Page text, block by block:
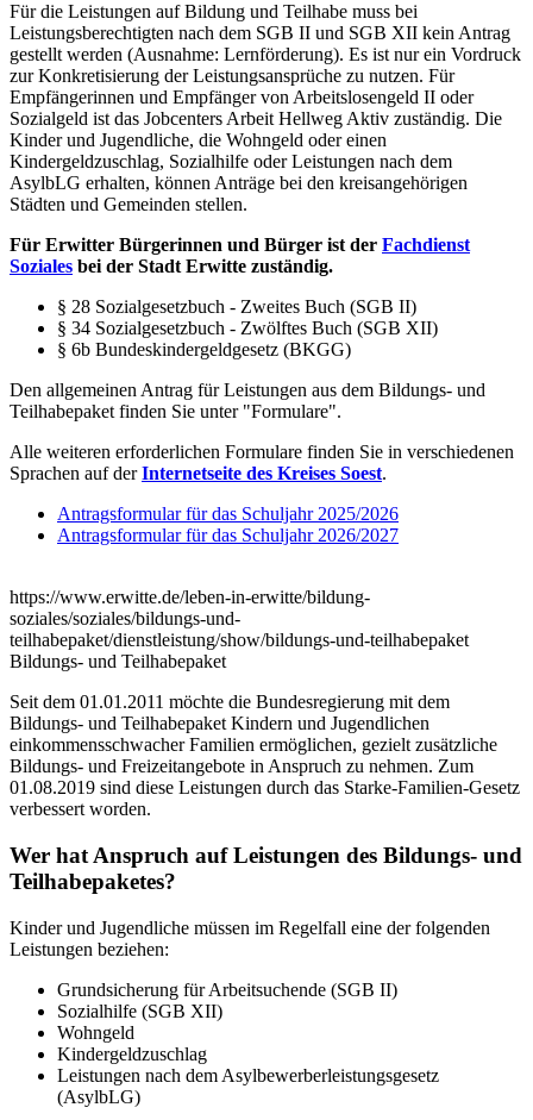
Für die Leistungen auf Bildung und Teilhabe muss bei
Leistungsberechtigten nach dem SGB II und SGB XII kein Antrag
gestellt werden (Ausnahme: Lernförderung). Es ist nur ein Vordruck
zur Konkretisierung der Leistungsansprüche zu nutzen. Für
Empfängerinnen und Empfänger von Arbeitslosengeld II oder
Sozialgeld ist das Jobcenters Arbeit Hellweg Aktiv zuständig. Die
Kinder und Jugendliche, die Wohngeld oder einen
Kindergeldzuschlag, Sozialhilfe oder Leistungen nach dem
AsylbLG erhalten, können Anträge bei den kreisangehörigen
Städten und Gemeinden stellen.
Für Erwitter Bürgerinnen und Bürger ist der Fachdienst
Soziales bei der Stadt Erwitte zuständig.
§ 28 Sozialgesetzbuch - Zweites Buch (SGB II)
§ 34 Sozialgesetzbuch - Zwölftes Buch (SGB XII)
§ 6b Bundeskindergeldgesetz (BKGG)
Den allgemeinen Antrag für Leistungen aus dem Bildungs- und
Teilhabepaket finden Sie unter "Formulare".
Alle weiteren erforderlichen Formulare finden Sie in verschiedenen
Sprachen auf derInternetseite des Kreises Soest.
Antragsformular für das Schuljahr 2025/2026
Antragsformular für das Schuljahr 2026/2027
https://www.erwitte.de/leben-in-erwitte/bildung-
soziales/soziales/bildungs-und-
teilhabepaket/dienstleistung/show/bildungs-und-teilhabepaket
Bildungs- und Teilhabepaket
Seit dem 01.01.2011 möchte die Bundesregierung mit dem
Bildungs- und Teilhabepaket Kindern und Jugendlichen
einkommensschwacher Familien ermöglichen, gezielt zusätzliche
Bildungs- und Freizeitangebote in Anspruch zu nehmen. Zum
01.08.2019 sind diese Leistungen durch das Starke-Familien-Gesetz
verbessert worden.
Wer hat Anspruch auf Leistungen des Bildungs- und
Teilhabepaketes?
Kinder und Jugendliche müssen im Regelfall eine der folgenden
Leistungen beziehen:
Grundsicherung für Arbeitsuchende (SGB II)
Sozialhilfe (SGB XII)
Wohngeld
Kindergeldzuschlag
Leistungen nach dem Asylbewerberleistungsgesetz
(AsylbLG)